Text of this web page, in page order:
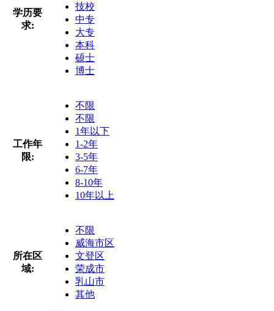
学历要
求:
技校
中专
大专
本科
硕士
博士
工作年
限:
不限
不限
1年以下
1-2年
3-5年
6-7年
8-10年
10年以上
所在区
域:
不限
威海市区
文登区
荣成市
乳山市
其他